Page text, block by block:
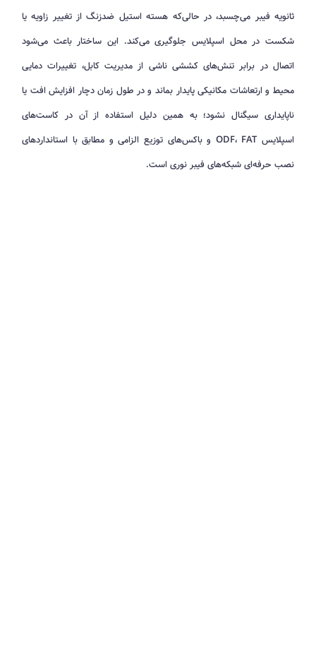
ثانویه فیبر می‌چسبد، در حالی‌که هسته استیل ضدزنگ از تغییر زاویه یا
شکست در محل اسپلایس جلوگیری می‌کند. این ساختار باعث می‌شود
اتصال در برابر تنش‌های کششی ناشی از مدیریت کابل، تغییرات دمایی
محیط و ارتعاشات مکانیکی پایدار بماند و در طول زمان دچار افزایش افت یا
ناپایداری سیگنال نشود؛ به همین دلیل استفاده از آن در کاست‌های
اسپلایس ODF، FAT و باکس‌های توزیع الزامی و مطابق با استانداردهای
نصب حرفه‌ای شبکه‌های فیبر نوری است.